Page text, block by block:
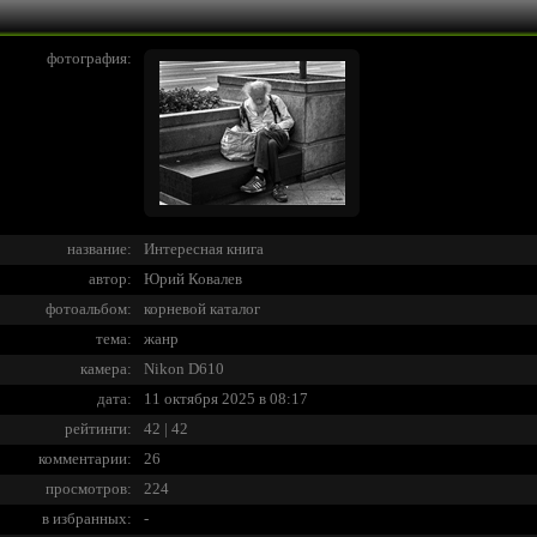
фотография:
название:
Интересная книга
автор:
Юрий Ковалев
фотоальбом:
корневой каталог
тема:
жанр
камера:
Nikon D610
дата:
11 октября 2025 в 08:17
рейтинги:
42 | 42
комментарии:
26
просмотров:
224
в избранных:
-